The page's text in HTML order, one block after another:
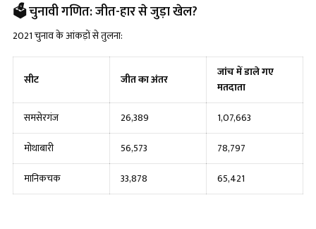
🗳️ चुनावी गणित: जीत-हार से जुड़ा खेल?
2021 चुनाव के आंकड़ों से तुलना:
सीट जीत का अंतर
जांच में डाले गए
मतदाता
समसेरगंज
26,389
1,07,663
मोथाबारी
56,573
78,797
मानिकचक
33,878 65,421